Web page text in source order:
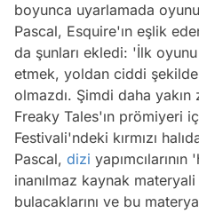
boyunca uyarlamada
Pascal, Esquire'ın eşlik
da şunları ekledi: 'İlk
etmek, yoldan ciddi şekilde
olmazdı. Şimdi daha
Freaky Tales'ın prömiyeri
Festivali'ndeki kırmızı
Pascal, dizi
inanılmaz kaynak
bulacaklarını ve bu